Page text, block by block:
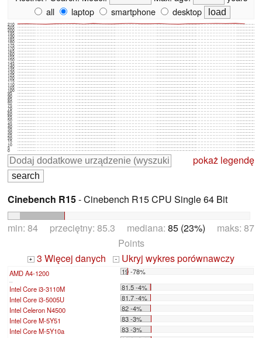
all
laptop smartphone desktop
0
5
10
15
20
25
30
35
40
45
50
55
60
65
70
75
80
85
90
95
100
105
110
115
120
125
130
135
140
145
150
155
160
165
170
175
180
185
190
195
200
205
210
pokaż legendę
Cinebench R15- Cinebench R15 CPU Single 64 Bit
min: 84 przeciętny: 85.3 mediana: 85 (23%) maks: 87
Points
+ 3 Więcej danych - Ukryj wykres porównawczy
AMD A4-1200 19 -78%
Intel Core i3-3110M
81.5 -4%
Intel Core i3-5005U
81.7 -4%
Intel Celeron N4500
82 -4%
Intel Core M-5Y51
83 -3%
Intel Core M-5Y10a
83 -3%